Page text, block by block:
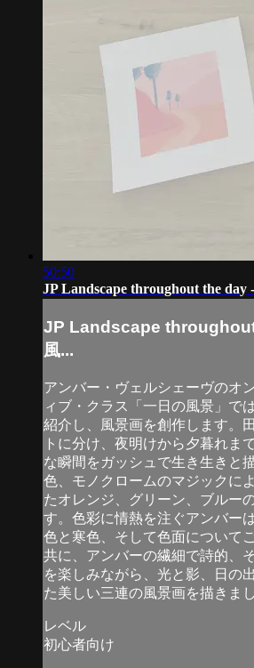
50:50
JP Landscape throughout the day
JP Landscape
風...
アンバー・ヴェルシェーヴのオ
ィブ・クラス「一日の風景」で
紹介し、風景画を創作します。
トに分け、夜明けから夕暮れま
な瞬間をガッシュで生き生きと
色、モノクロームのマジックに
たオレンジ、グリーン、ブルー
す。色彩に情熱を注ぐアンバー
色と寒色、そして色面について
共に、アンバーの繊細で詩的、
を楽しみながら、光と影、日の
た美しい三連の風景画を描きまし
レベル
初心者向け